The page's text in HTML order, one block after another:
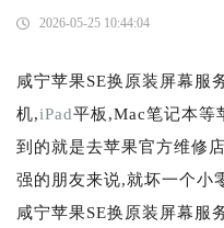
2026-05-25 10:44:04
咸宁苹果SE换原装屏幕服
机,iPad平板,Mac笔记本等
到的就是去苹果官方维修
强的朋友来说,就坏一个小
咸宁苹果SE换原装屏幕服